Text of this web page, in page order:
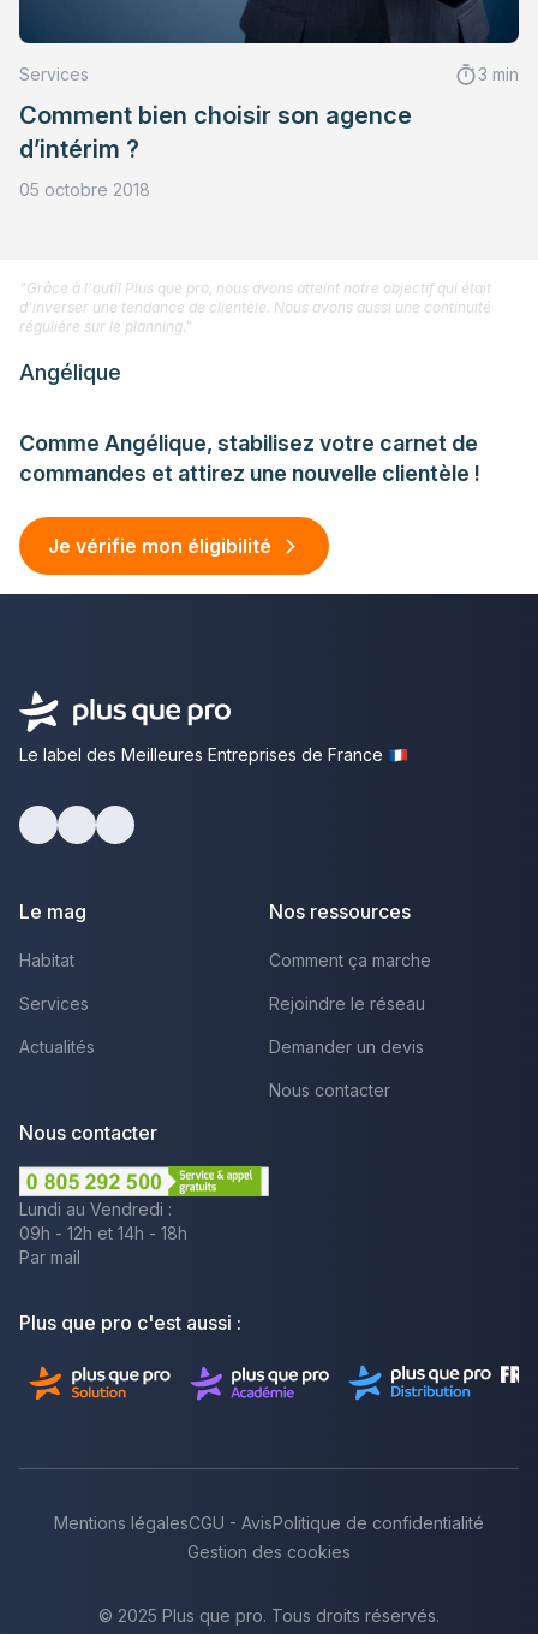
Services 3 min
Comment bien choisir son agence
d’intérim ?
05 octobre 2018
Comme Angélique, stabilisez votre carnet de
commandes et attirez une nouvelle clientèle !
Je vérifie mon éligibilité
"Grâce à l'outil Plus que pro, nous avons atteint notre objectif qui était
d'inverser une tendance de clientèle. Nous avons aussi une continuité
régulière sur le planning."
Angélique
Le label des Meilleures Entreprises de France
Le mag
Habitat
Services
Actualités
Nos ressources
Comment ça marche
Rejoindre le réseau
Demander un devis
Nous contacter
Nous contacter
Lundi au Vendredi :
09h - 12h et 14h - 18h
Par mail
Plus que pro c'est aussi :
Mentions légalesCGU - AvisPolitique de confidentialité
Gestion des cookies
© 2025 Plus que pro. Tous droits réservés.